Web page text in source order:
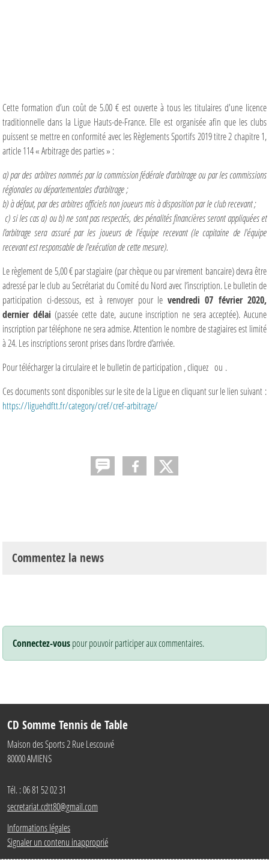
Cette formation d’un coût de 5.00 € est ouverte à tous les titulaires d'une licence
traditionnelle dans la Ligue Hauts-de-France. Elle est organisée afin que les clubs
puissent se mettre en conformité avec les Règlements Sportifs 2019 titre 2 chapitre 1,
article 114 « Arbitrage des parties » :
a) par des arbitres nommés par la commission fédérale d'arbitrage ou par les commissions
régionales ou départementales d'arbitrage ;
b) à défaut, par des arbitres officiels non joueurs mis à disposition par le club recevant ;
c) si les cas a) ou b) ne sont pas respectés, des pénalités financières seront appliquées et
l’arbitrage sera assuré par les joueurs de l'équipe recevant (le capitaine de l'équipe
recevant est responsable de l'exécution de cette mesure).
Le règlement de 5,00 € par stagiaire (par chèque ou par virement bancaire) devra être
adressé par le club au Secrétariat du Comité du Nord avec l’inscription. Le bulletin de
participation ci-dessous, est à renvoyer pour le vendredi 07 février 2020,
dernier délai(passée cette date, aucune inscription ne sera acceptée). Aucune
inscription par téléphone ne sera admise. Attention le nombre de stagiaires est limité
à 24. Les inscriptions seront prises dans l’ordre d’arrivée.
Pour télécharger la circulaire et le bulletin de participation , cliquez ou .
Ces documents sont disponibles sur le site de la Ligue en cliquant sur le lien suivant :
https://liguehdftt.fr/category/cref/cref-arbitrage/
Commentez la news
Connectez-vouspour pouvoir participer aux commentaires.
CD Somme Tennis de Table
Maison des Sports 2 Rue Lescouvé
80000AMIENS
Tél. :06 81 52 02 31
secretariat.cdtt80@gmail.com
Informations légales
Signaler un contenu inapproprié